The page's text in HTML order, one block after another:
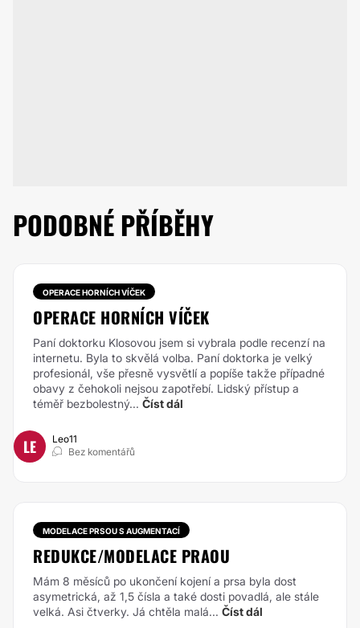
PODOBNÉ PŘÍBĚHY
OPERACE HORNÍCH VÍČEK
OPERACE HORNÍCH VÍČEK
Paní doktorku Klosovou jsem si vybrala podle recenzí na
internetu. Byla to skvělá volba. Paní doktorka je velký
profesionál, vše přesně vysvětlí a popíše takže případné
obavy z čehokoli nejsou zapotřebí. Lidský přístup a
téměř bezbolestný... Číst dál
LE
Leo11
Bez komentářů
MODELACE PRSOU S AUGMENTACÍ
REDUKCE/MODELACE PRAOU
Mám 8 měsíců po ukončení kojení a prsa byla dost
asymetrická, až 1,5 čísla a také dosti povadlá, ale stále
velká. Asi čtverky. Já chtěla malá... Číst dál